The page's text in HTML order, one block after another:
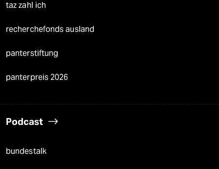
taz zahl ich
recherchefonds ausland
panterstiftung
panterpreis 2026
Podcast
bundestalk